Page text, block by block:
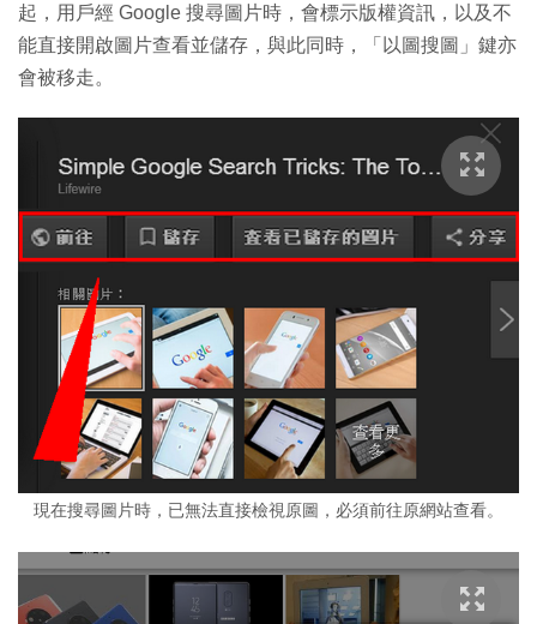
起，用戶經 Google 搜尋圖片時，會標示版權資訊，以及不
能直接開啟圖片查看並儲存，與此同時，「以圖搜圖」鍵亦
會被移走。
現在搜尋圖片時，已無法直接檢視原圖，必須前往原網站查看。